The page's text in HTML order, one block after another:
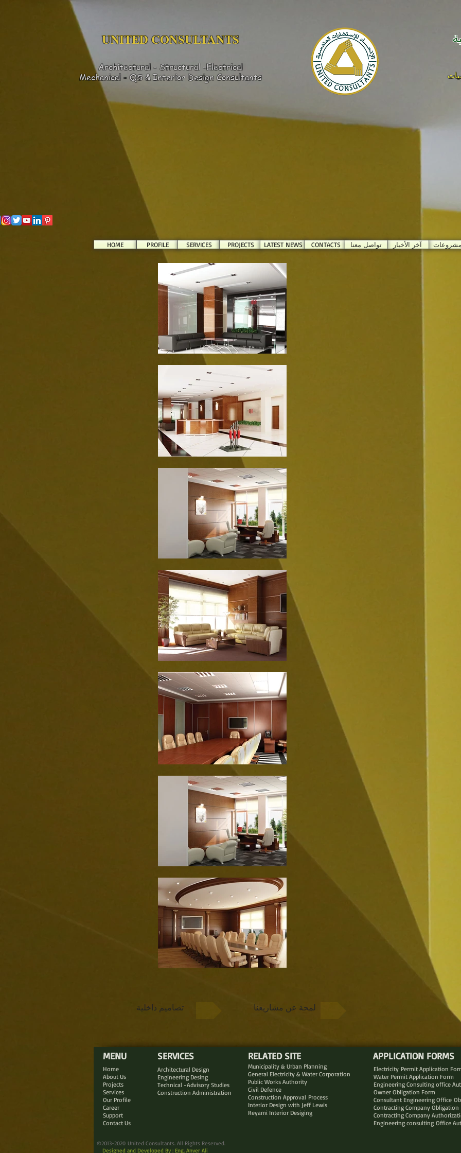
UNITED CONSULTANTS​
Architectural - Structural -Electrical
Mechanical - QS & Interior Design Consultants
HOME PROFILE SERVICES PROJECTS LATEST NEWS CONTACTS آخر الأخبار تواصل معنا
تصاميم داخلية لمحة عن مشاريعنا
MENU SERVICES
Architectural Design
Engineering Desing
Technical -Advisory Studies
Construction Administration
Home
About Us
Projects
Services
Our Profile
Career
Support
Contact Us
©2013-2020 United Consultants. All Rights Reserved.
Designed and Developed By : Eng. Anver Ali
RELATED SITE APPLICATION FORMS
Electricity Permit Application
Water Permit Application Form
Engineering Consulting office
Owner Obligation Form
Consultant Engineering Office
Contracting Company Obligation
Contracting Company
Engineering consulting Office
Municipality & Urban Planning
General Electricity & Water Corporation
Public Works Authority
Civil Defence
Construction Approval Process
Interior Design with Jeff Lewis
Reyami Interior Desiging